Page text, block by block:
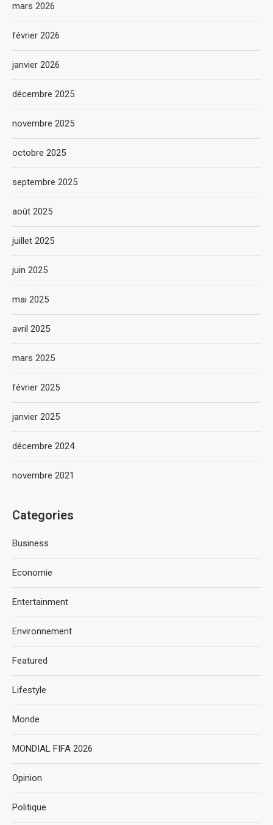
mars 2026
février 2026
janvier 2026
décembre 2025
novembre 2025
octobre 2025
septembre 2025
août 2025
juillet 2025
juin 2025
mai 2025
avril 2025
mars 2025
février 2025
janvier 2025
décembre 2024
novembre 2021
Categories
Business
Economie
Entertainment
Environnement
Featured
Lifestyle
Monde
MONDIAL FIFA 2026
Opinion
Politique